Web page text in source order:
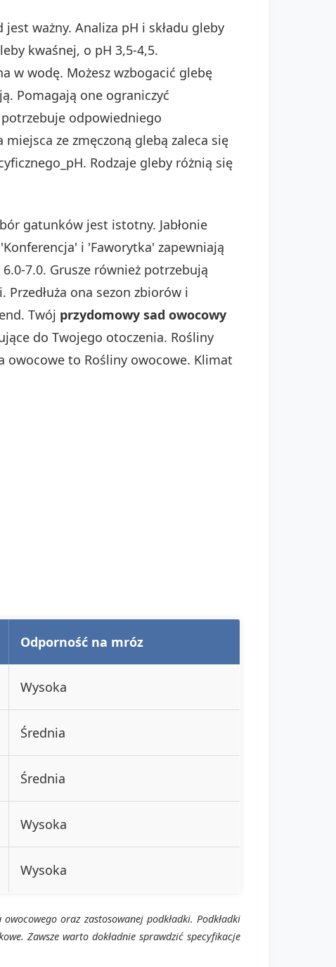
ważny. Analiza pH i składu gleby
kwaśnej, o pH 3,5-4,5.
w wodę. Możesz wzbogacić glebę
Pomagają one ograniczyć
odpowiedniego
ze zmęczoną glebą zaleca się
Rodzaje gleby różnią się
gatunków jest istotny. Jabłonie
i 'Faworytka' zapewniają
7.0. Grusze również potrzebują
ona sezon zbiorów i
Twój przydomowy sad owocowy
do Twojego otoczenia. Rośliny
owocowe to Rośliny owocowe. Klimat
Odporność na mróz
Wysoka
Średnia
Średnia
Wysoka
Wysoka
oraz zastosowanej podkładki. Podkładki
Zawsze warto dokładnie sprawdzić specyfikacje